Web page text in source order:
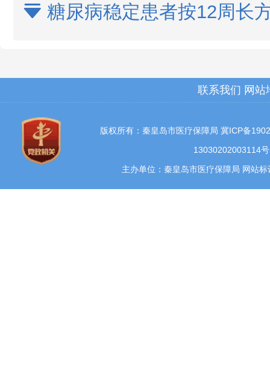
 糖尿病稳定患者按12周长
联系我们 网站
版权所有：秦皇岛市医疗保障局 冀ICP备
13030202003114号
主办单位：秦皇岛市医疗保障局 网站